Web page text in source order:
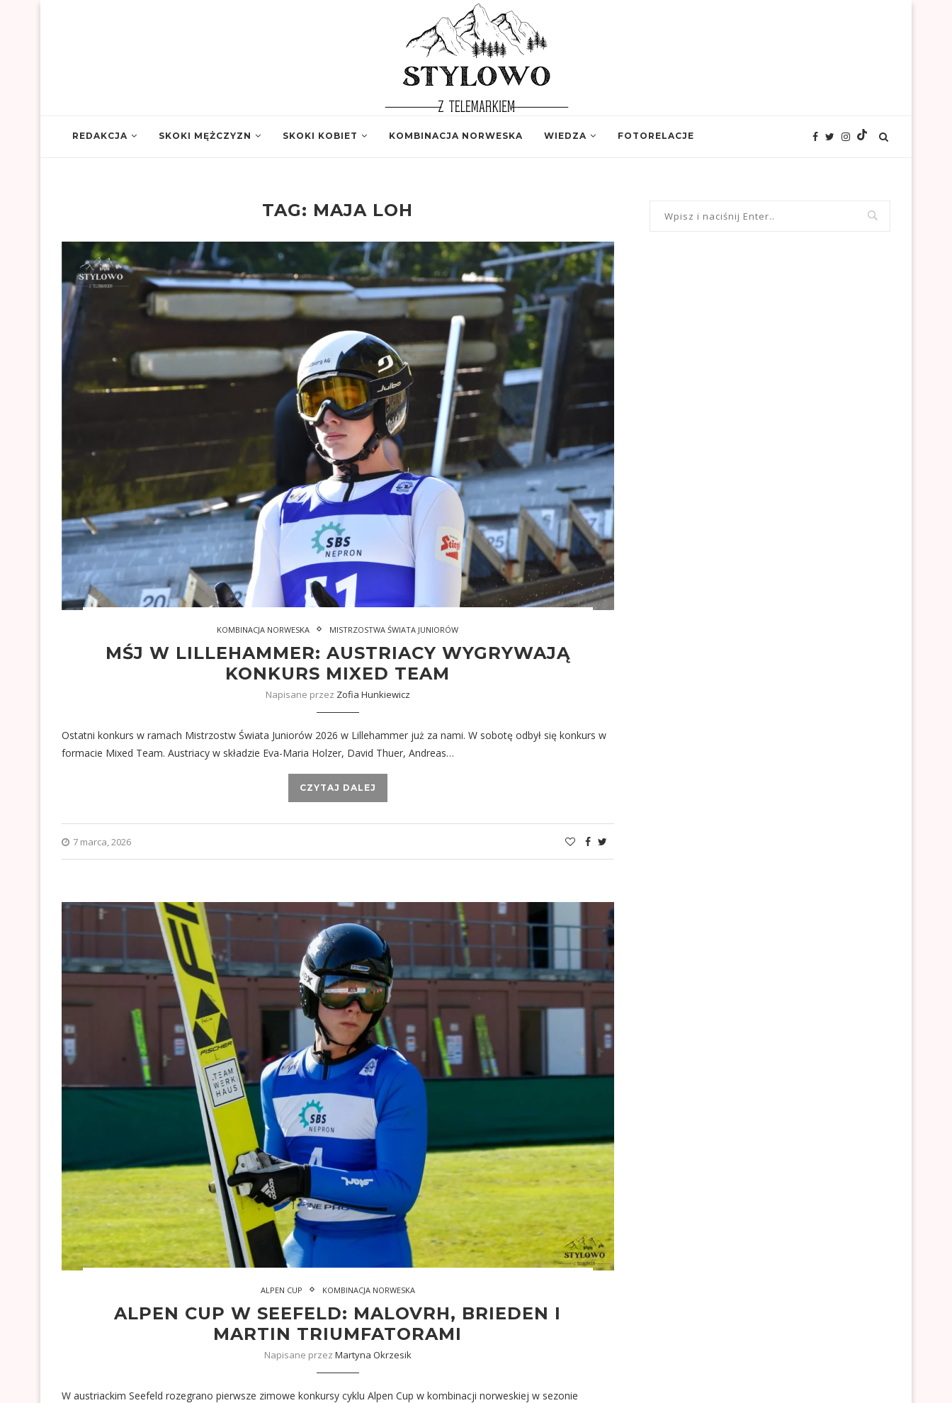
REDAKCJA SKOKI MĘŻCZYZN SKOKI KOBIET KOMBINACJA NORWESKA WIEDZA FOTORELACJE
TAG: MAJA LOH
KOMBINACJA NORWESKA MISTRZOSTWA ŚWIATA JUNIORÓW
MŚJ W LILLEHAMMER: AUSTRIACY WYGRYWAJĄ
KONKURS MIXED TEAM
Napisane przez Zofia Hunkiewicz
Ostatni konkurs w ramach Mistrzostw Świata Juniorów 2026 w Lillehammer już za nami. W sobotę odbył się konkurs w
formacie Mixed Team. Austriacy w składzie Eva-Maria Holzer, David Thuer, Andreas…
CZYTAJ DALEJ
7 marca, 2026
ALPEN CUP KOMBINACJA NORWESKA
ALPEN CUP W SEEFELD: MALOVRH, BRIEDEN I
MARTIN TRIUMFATORAMI
Napisane przez Martyna Okrzesik
W austriackim Seefeld rozegrano pierwsze zimowe konkursy cyklu Alpen Cup w kombinacji norweskiej w sezonie